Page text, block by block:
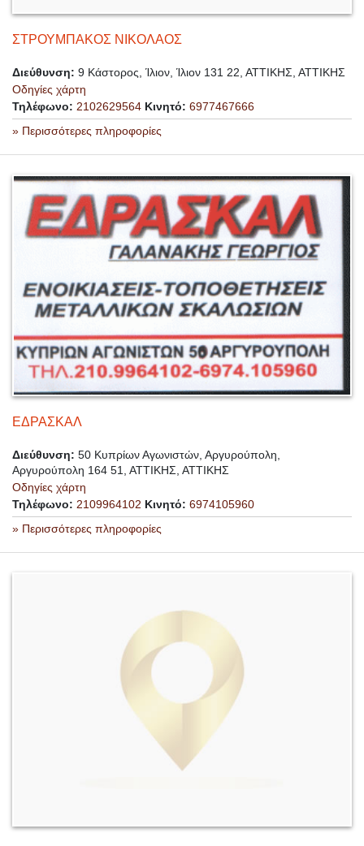
ΣΤΡΟΥΜΠΑΚΟΣ ΝΙΚΟΛΑΟΣ
Διεύθυνση: 9 Κάστορος, Ίλιον, Ίλιον 131 22, ΑΤΤΙΚΗΣ, ΑΤΤΙΚΗΣ
Οδηγίες χάρτη
Τηλέφωνο: 2102629564 Κινητό: 6977467666
» Περισσότερες πληροφορίες
ΕΔΡΑΣΚΑΛ
Διεύθυνση: 50 Κυπρίων Αγωνιστών, Αργυρούπολη,
Αργυρούπολη 164 51, ΑΤΤΙΚΗΣ, ΑΤΤΙΚΗΣ
Οδηγίες χάρτη
Τηλέφωνο: 2109964102 Κινητό: 6974105960
» Περισσότερες πληροφορίες